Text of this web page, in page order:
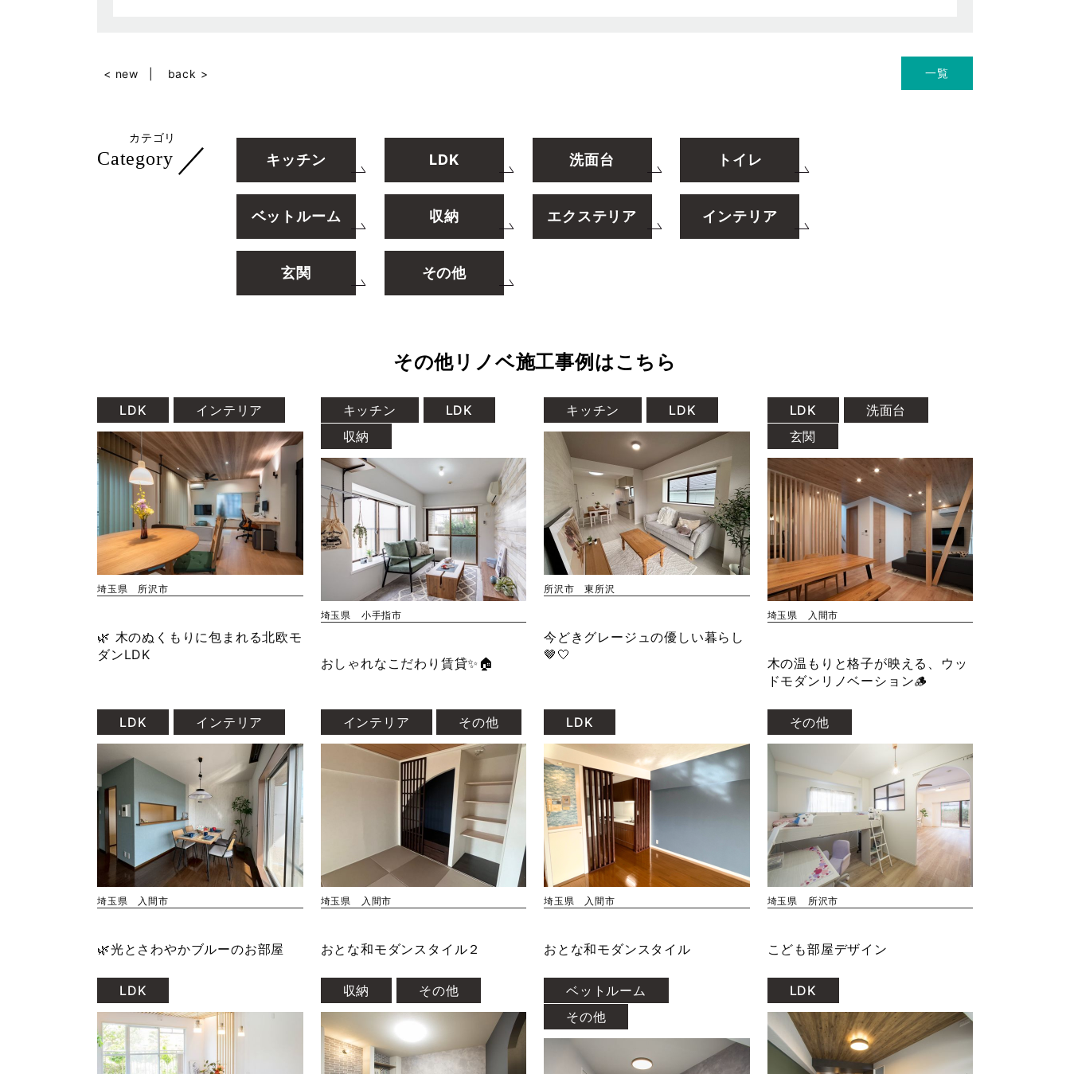
一覧
< new back >
カテゴリ
Category ／ キッチン LDK 洗面台 トイレ
ベットルーム 収納 エクステリア インテリア
玄関 その他
その他リノベ施工事例はこちら
LDK インテリア
埼玉県 所沢市
🌿 木のぬくもりに包まれる北欧モ
ダンLDK
キッチン
LDK
収納
埼玉県 小手指市
おしゃれなこだわり賃貸✨🏠
キッチン LDK
所沢市 東所沢
今どきグレージュの優しい暮らし
🤎🤍
LDK
洗面台
玄関
埼玉県 入間市
木の温もりと格子が映える、ウッ
ドモダンリノベーション🪵
LDK インテリア
埼玉県 入間市
🌿光とさわやかブルーのお部屋
インテリア その他
埼玉県 入間市
おとな和モダンスタイル２
LDK
埼玉県 入間市
おとな和モダンスタイル
その他
埼玉県 所沢市
こども部屋デザイン
LDK 収納 その他
ベットルーム
その他
LDK